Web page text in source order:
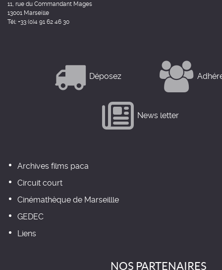
11, rue du Commandant Mages
13001 Marseille
Tél: +33 (0)4 91 62 46 30
Déposez
News letter
Archives films paca
Circuit court
Cinémathèque de Marseillle
GEDEC
Liens
NOS PARTENAIRES